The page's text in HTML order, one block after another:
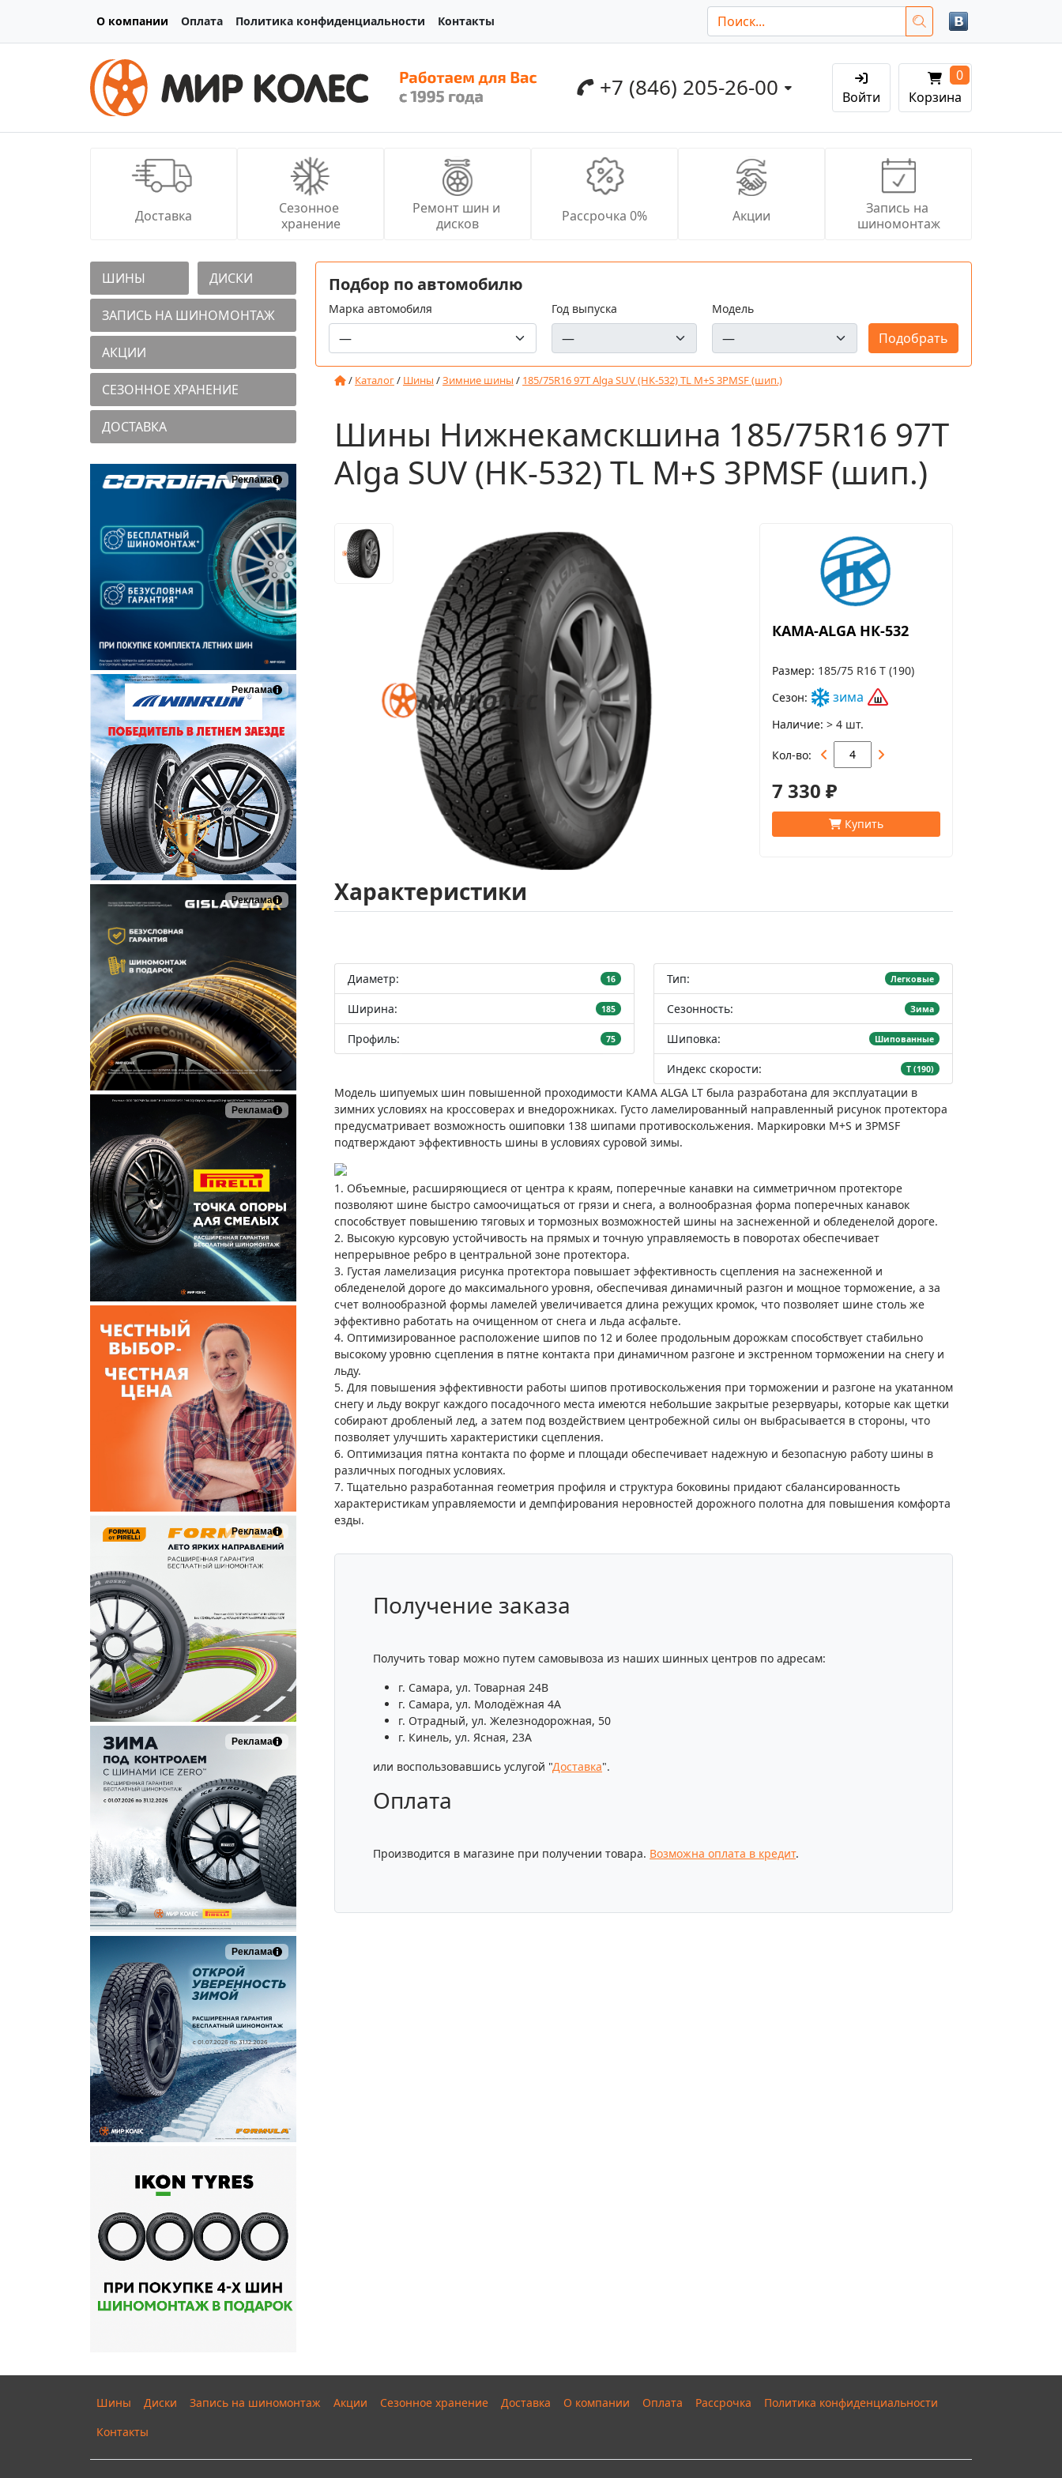
О компании Оплата Политика конфиденциальности Контакты
+7 (846) 205-26-00 Войти Корзина
0
Доставка
Сезонное
хранение
Ремонт шин и
дисков
Рассрочка 0% Акции
Запись на
шиномонтаж
ШИНЫ ДИСКИ
ЗАПИСЬ НА ШИНОМОНТАЖ
АКЦИИ
СЕЗОННОЕ ХРАНЕНИЕ
ДОСТАВКА
Реклама
Реклама
Реклама
Реклама
Реклама
Реклама
Реклама
Подбор по автомобилю
Марка автомобиля Год выпуска Модель
/ Каталог/ Шины /Зимние шины / 185/75R16 97T Alga SUV (НК-532) TL M+S 3PMSF (шип.)
Шины Нижнекамскшина 185/75R16 97T
Alga SUV (НК-532) TL M+S 3PMSF (шип.)
КАМА-ALGA НК-532
Размер 185/75 R16 T (190)
Сезон
зима
Наличие > 4 шт.
Кол-во
7 330 ₽
Купить
Характеристики
Диаметр: 16
Ширина: 185
Профиль: 75
Тип: Легковые
Сезонность: Зима
Шиповка: Шипованные
Индекс скорости: T (190)
Модель шипуемых шин повышенной проходимости КАМА ALGA LT была разработана для эксплуатации в
зимних условиях на кроссоверах и внедорожниках. Густо ламелированный направленный рисунок протектора
предусматривает возможность ошиповки 138 шипами противоскольжения. Маркировки M+S и 3PMSF
подтверждают эффективность шины в условиях суровой зимы.
1. Объемные, расширяющиеся от центра к краям, поперечные канавки на симметричном протекторе
позволяют шине быстро самоочищаться от грязи и снега, а волнообразная форма поперечных канавок
способствует повышению тяговых и тормозных возможностей шины на заснеженной и обледенелой дороге.
2. Высокую курсовую устойчивость на прямых и точную управляемость в поворотах обеспечивает
непрерывное ребро в центральной зоне протектора.
3. Густая ламелизация рисунка протектора повышает эффективность сцепления на заснеженной и
обледенелой дороге до максимального уровня, обеспечивая динамичный разгон и мощное торможение, а за
счет волнообразной формы ламелей увеличивается длина режущих кромок, что позволяет шине столь же
эффективно работать на очищенном от снега и льда асфальте.
4. Оптимизированное расположение шипов по 12 и более продольным дорожкам способствует стабильно
высокому уровню сцепления в пятне контакта при динамичном разгоне и экстренном торможении на снегу и
льду.
5. Для повышения эффективности работы шипов противоскольжения при торможении и разгоне на укатанном
снегу и льду вокруг каждого посадочного места имеются небольшие закрытые резервуары, которые как щетки
собирают дробленый лед, а затем под воздействием центробежной силы он выбрасывается в стороны, что
позволяет улучшить характеристики сцепления.
6. Оптимизация пятна контакта по форме и площади обеспечивает надежную и безопасную работу шины в
различных погодных условиях.
7. Тщательно разработанная геометрия профиля и структура боковины придают сбалансированность
характеристикам управляемости и демпфирования неровностей дорожного полотна для повышения комфорта
езды.
Получение заказа
Получить товар можно путем самовывоза из наших шинных центров по адресам:
г. Самара, ул. Товарная 24В
г. Самара, ул. Молодёжная 4А
г. Отрадный, ул. Железнодорожная, 50
г. Кинель, ул. Ясная, 23А
или воспользовавшись услугой "Доставка".
Оплата
Производится в магазине при получении товара. Возможна оплата в кредит.
Шины Диски Запись на шиномонтаж Акции Сезонное хранение Доставка О компании Оплата Рассрочка
Политика конфиденциальности
Контакты